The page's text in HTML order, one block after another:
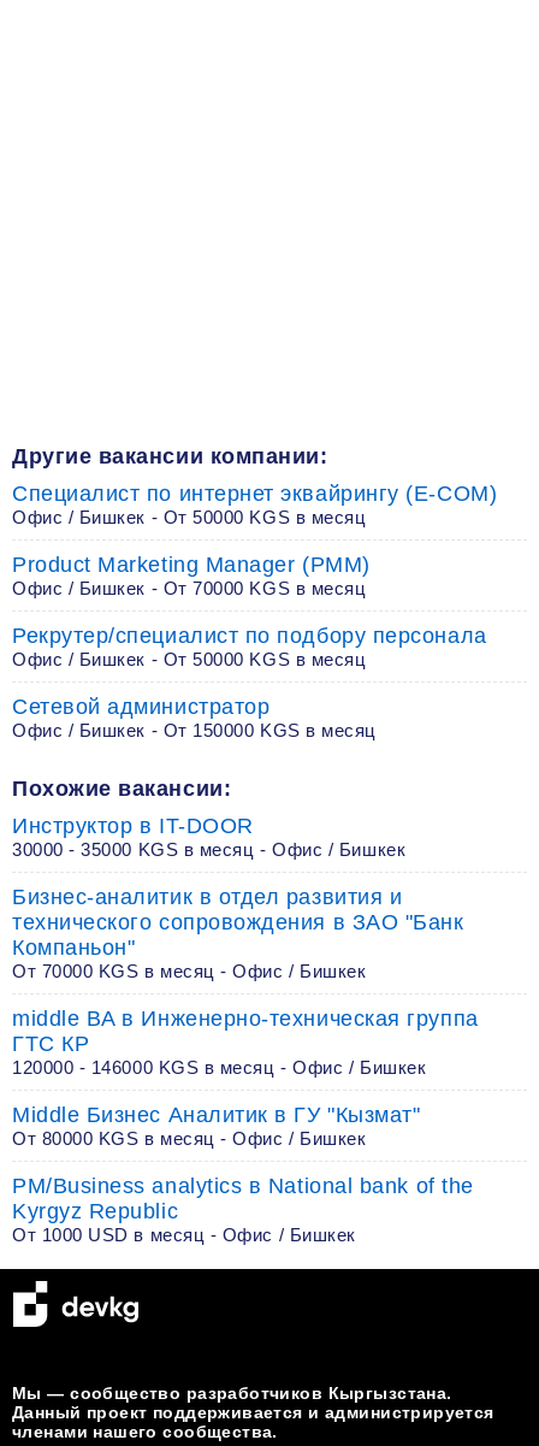
Похожие вакансии:
Инструктор в IT-DOOR
30000 - 35000 KGS в месяц - Офис / Бишкек
Бизнес-аналитик в отдел развития и
технического сопровождения в ЗАО "Банк
Компаньон"
От 70000 KGS в месяц - Офис / Бишкек
middle BA в Инженерно-техническая группа
ГТС КР
120000 - 146000 KGS в месяц - Офис / Бишкек
Middle Бизнес Аналитик в ГУ "Кызмат"
От 80000 KGS в месяц - Офис / Бишкек
PM/Business analytics в National bank of the
Kyrgyz Republic
От 1000 USD в месяц - Офис / Бишкек
Другие вакансии компании:
Специалист по интернет эквайрингу (E-COM)
Офис / Бишкек - От 50000 KGS в месяц
Product Marketing Manager (PMM)
Офис / Бишкек - От 70000 KGS в месяц
Рекрутер/специалист по подбору персонала
Офис / Бишкек - От 50000 KGS в месяц
Сетевой администратор
Офис / Бишкек - От 150000 KGS в месяц
Мы — сообщество разработчиков Кыргызстана.
Данный проект поддерживается и администрируется
членами нашего сообщества.